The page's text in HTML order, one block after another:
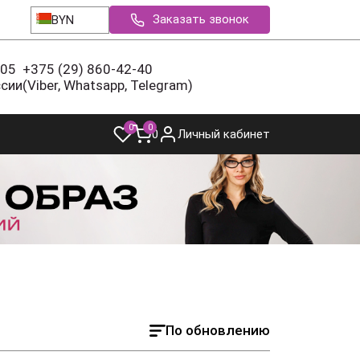
BYN Заказать звонок
+375 (29) 860-42-40
(Viber, Whatsapp, Telegram)
0 00 Личный кабинет
По обновлению